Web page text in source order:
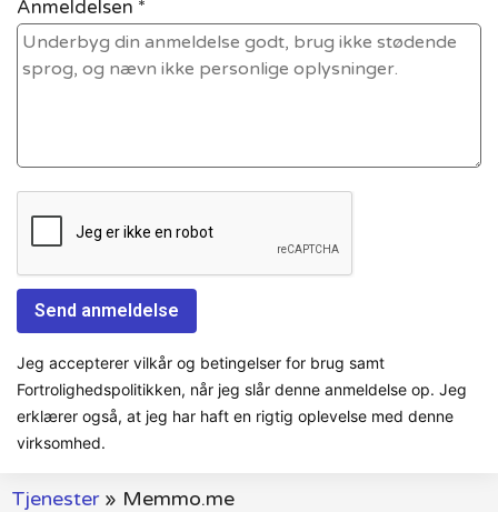
Anmeldelsen *
Jeg accepterer vilkår og betingelser for brug samt
Fortrolighedspolitikken, når jeg slår denne anmeldelse op. Jeg
erklærer også, at jeg har haft en rigtig oplevelse med denne
virksomhed.
Tjenester» Memmo.me